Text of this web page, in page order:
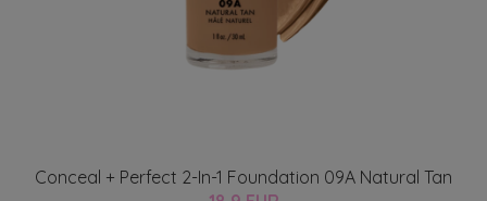
Conceal + Perfect 2-In-1 Foundation 09A Natural Tan